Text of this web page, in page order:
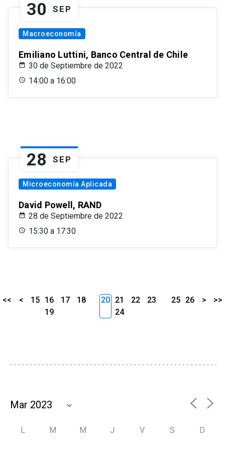
30 SEP
Macroeconomía
Emiliano Luttini, Banco Central de Chile
30 de Septiembre de 2022
14:00 a 16:00
28 SEP
Microeconomía Aplicada
David Powell, RAND
28 de Septiembre de 2022
15:30 a 17:30
<< < 15 16 17
18
19
20 21 22
23
24
25 26 > >>
L M M J V S D